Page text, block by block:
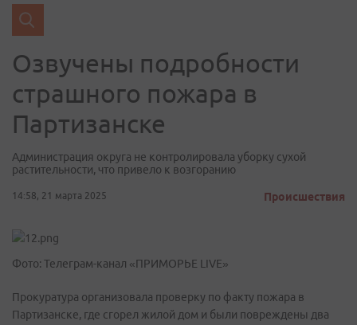
Озвучены подробности
страшного пожара в
Партизанске
Администрация округа не контролировала уборку сухой
растительности, что привело к возгоранию
14:58, 21 марта 2025 Происшествия
Фото: Телеграм-канал «ПРИМОРЬЕ LIVE»
Прокуратура организовала проверку по факту пожара в
Партизанске, где сгорел жилой дом и были повреждены два